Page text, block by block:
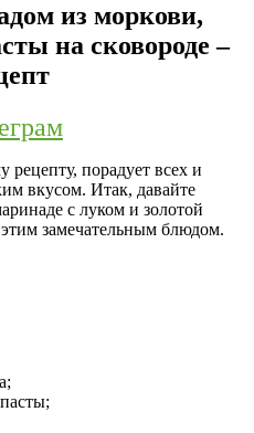
из моркови,
на сковороде –
рецепту, порадует всех и
вкусом. Итак, давайте
с луком и золотой
замечательным блюдом.